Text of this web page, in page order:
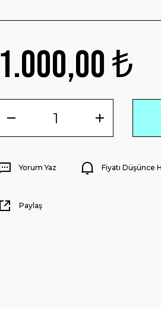
1.000,00 ₺
Yorum Yaz Fiyatı Düşünce
Paylaş